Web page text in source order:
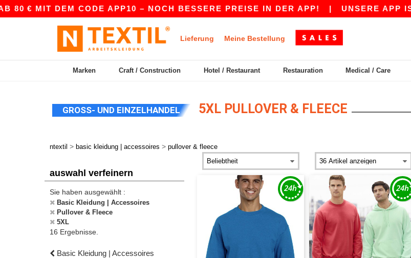
MIT DEM CODE APP10 – NOCH BESSERE PREISE IN DER APP!|UNSERE APP IST
Lieferung Meine Bestellung
Marken Craft / Construction Hotel / Restaurant Restauration Medical / Care
GROSS- UND EINZELHANDEL 5XL PULLOVER & FLEECE
ntextil > basic kleidung | accessoires > pullover & fleece
auswahl verfeinern
Sie haben ausgewählt :
Basic Kleidung | Accessoires
Pullover & Fleece
5XL
16 Ergebnisse.
Basic Kleidung | Accessoires